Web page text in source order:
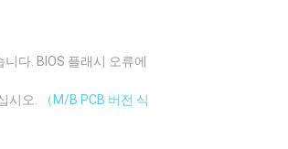
다. BIOS 플래시 오류에
시오.
（M/B PCB 버전 식